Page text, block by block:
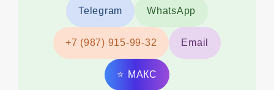
Telegram WhatsApp
+7 (987) 915-99-32 Email
⭐ MAКС